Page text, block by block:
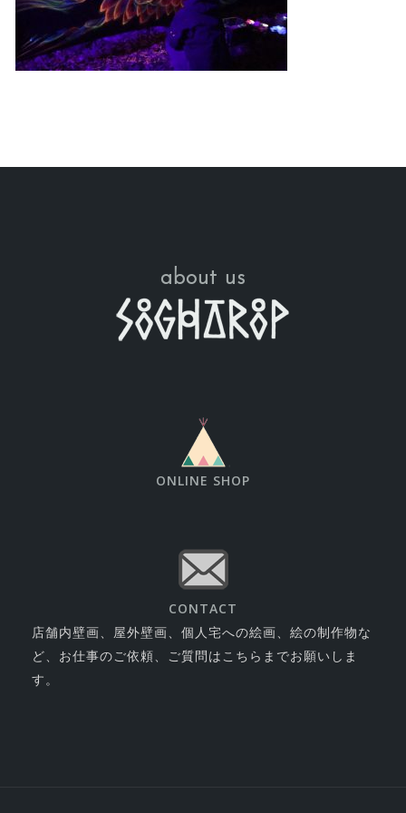
about us
ONLINE SHOP
CONTACT
店舗内壁画、屋外壁画、個人宅への絵画、絵の制作物な
ど、お仕事のご依頼、ご質問はこちらまでお願いしま
す。